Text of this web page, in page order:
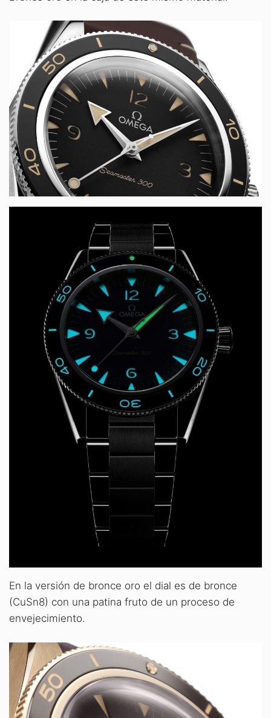
En la versión de bronce oro el dial es de bronce
(CuSn8) con una patina fruto de un proceso de
envejecimiento.